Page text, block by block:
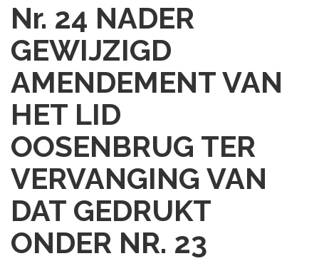
Nr. 24 NADER
GEWIJZIGD
AMENDEMENT VAN
HET LID
OOSENBRUG TER
VERVANGING VAN
DAT GEDRUKT
ONDER NR. 23